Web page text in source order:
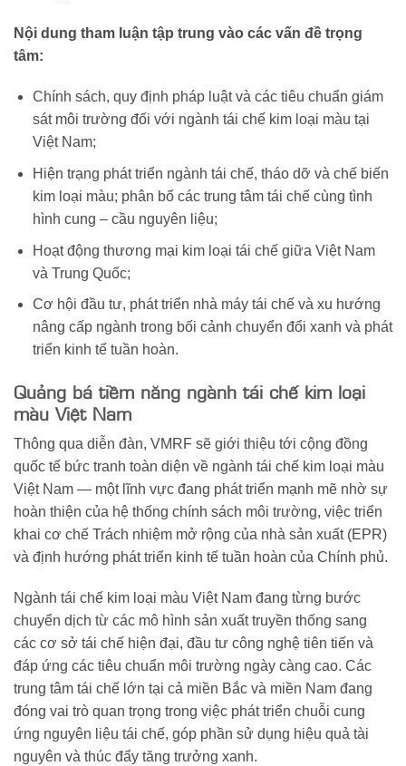
Nội dung tham luận tập trung vào các vấn đề trọng
tâm:
Chính sách, quy định pháp luật và các tiêu chuẩn giám
sát môi trường đối với ngành tái chế kim loại màu tại
Việt Nam;
Hiện trạng phát triển ngành tái chế, tháo dỡ và chế biến
kim loại màu; phân bố các trung tâm tái chế cùng tình
hình cung – cầu nguyên liệu;
Hoạt động thương mại kim loại tái chế giữa Việt Nam
và Trung Quốc;
Cơ hội đầu tư, phát triển nhà máy tái chế và xu hướng
nâng cấp ngành trong bối cảnh chuyển đổi xanh và phát
triển kinh tế tuần hoàn.
Quảng bá tiềm năng ngành tái chế kim loại
màu Việt Nam
Thông qua diễn đàn, VMRF sẽ giới thiệu tới cộng đồng
quốc tế bức tranh toàn diện về ngành tái chế kim loại màu
Việt Nam — một lĩnh vực đang phát triển mạnh mẽ nhờ sự
hoàn thiện của hệ thống chính sách môi trường, việc triển
khai cơ chế Trách nhiệm mở rộng của nhà sản xuất (EPR)
và định hướng phát triển kinh tế tuần hoàn của Chính phủ.
Ngành tái chế kim loại màu Việt Nam đang từng bước
chuyển dịch từ các mô hình sản xuất truyền thống sang
các cơ sở tái chế hiện đại, đầu tư công nghệ tiên tiến và
đáp ứng các tiêu chuẩn môi trường ngày càng cao. Các
trung tâm tái chế lớn tại cả miền Bắc và miền Nam đang
đóng vai trò quan trọng trong việc phát triển chuỗi cung
ứng nguyên liệu tái chế, góp phần sử dụng hiệu quả tài
nguyên và thúc đẩy tăng trưởng xanh.